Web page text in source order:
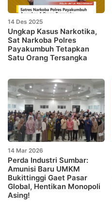
14 Des 2025
Ungkap Kasus Narkotika,
Sat Narkoba Polres
Payakumbuh Tetapkan
Satu Orang Tersangka
14 Mar 2026
Perda Industri Sumbar:
Amunisi Baru UMKM
Bukittinggi Gaet Pasar
Global, Hentikan Monopoli
Asing!